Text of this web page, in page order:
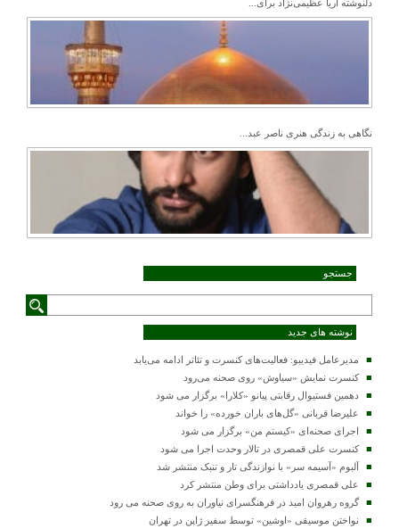
دلنوشته آریا عظیمی‌نژاد برای...
نگاهی به زندگی هنری ناصر عبد...
جستجو
نوشته های جدید
مدیرعامل فیدیبو: فعالیت‌های کنسرت و تئاتر ادامه می‌یابد
کنسرت‌ نمایش «سیاوش» روی صحنه می‌رود
دهمین فستیوال رقابتی پیانو «کلارا» برگزار می شود
علیرضا قربانی «گل‌های باران خورده» را خواند
اجرای صحنه‌ای «کیستم من» برگزار می شود
کنسرت علی قمصری در تالار وحدت اجرا می شود
آلبوم «آسیمه سر» با نوازندگی تار و تنبک منتشر شد
علی قمصری یادداشتی برای وطن منتشر کرد
گروه رهروان امید در فرهنگسرای نیاوران به روی صحنه می رود
نواختن موسیقی «اوشین» توسط سفیر ژاپن در تهران